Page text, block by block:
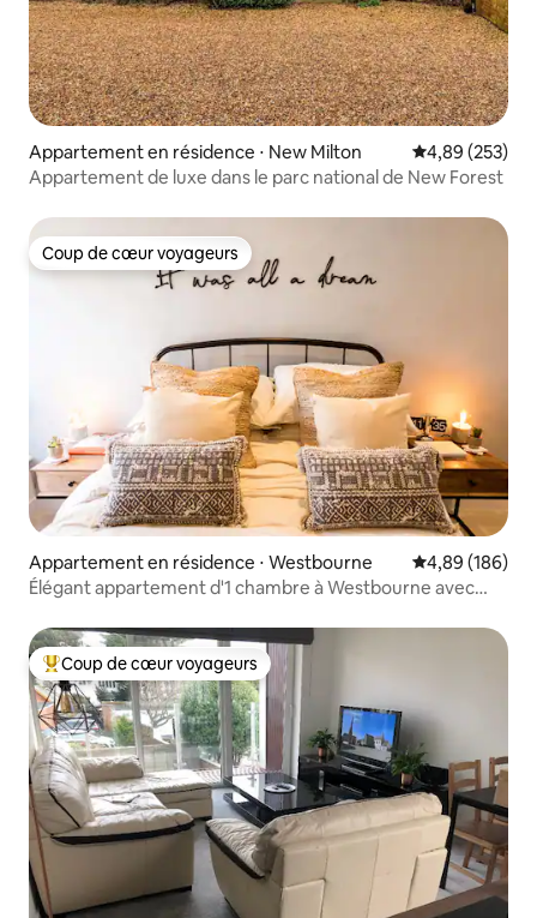
Appartement en résidence ⋅ New Milton Évaluation
4,89 (253)
Appartement de luxe dans le parc national de New Forest
Coup de cœur voyageurs
Coup de cœur voyageurs
Appartement en résidence ⋅ Westbourne Évaluation
4,89 (186)
Élégant appartement d'1 chambre à Westbourne avec
Coups de cœur voyageurs les plus appréciés
Coup de cœur voyageurs